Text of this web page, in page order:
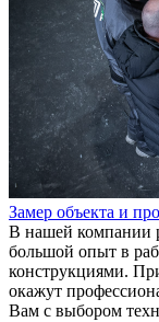
Замер объекта и
В нашей компании
большой опыт в
конструкциями.
окажут
Вам с выбором